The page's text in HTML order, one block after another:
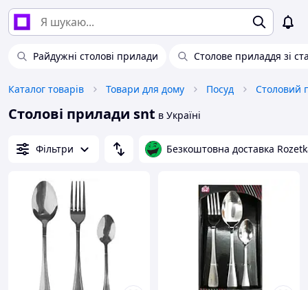
Райдужні столові прилади Столове приладдя зі
Каталог товарів Товари для дому Посуд Столовий
Столові прилади snt в Україні
Фільтри Безкоштовна доставка